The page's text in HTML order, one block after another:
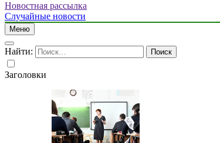
Новостная рассылка
Случайные новости
Меню
Найти:
Заголовки